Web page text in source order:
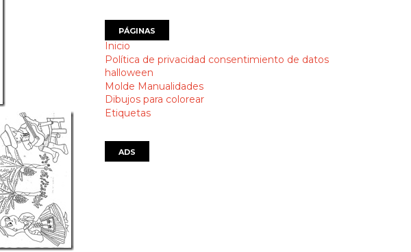
PÁGINAS
Inicio
Política de privacidad consentimiento de datos
halloween
Molde Manualidades
Dibujos para colorear
Etiquetas
ADS